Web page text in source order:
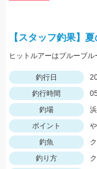
【スタッフ釣果】
釣行日
釣行時間
釣場
ポイント
釣魚
釣り方